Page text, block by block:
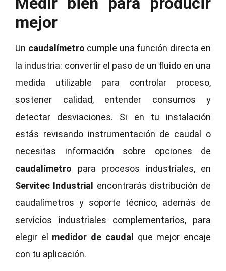
mejor
Un caudalímetro cumple una función directa en
la industria: convertir el paso de un fluido en una
medida utilizable para controlar proceso,
sostener calidad, entender consumos y
detectar desviaciones. Si en tu instalación
estás revisando instrumentación de caudal o
necesitas información sobre opciones de
caudalímetro para procesos industriales, en
Servitec Industrial encontrarás distribución de
caudalímetros y soporte técnico, además de
servicios industriales complementarios, para
elegir el medidor de caudal que mejor encaje
con tu aplicación.